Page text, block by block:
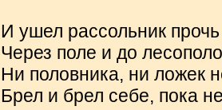
И ушел рассольник
Через поле и до
Ни половника, ни ложек
Брел и брел себе, пока